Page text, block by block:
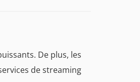
De plus, les
de streaming